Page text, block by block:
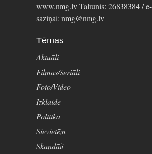
www.nmg.lv Tālrunis: 26838384 / e-
saziņai: nmg@nmg.lv
Tēmas
Aktuāli
Filmas/Seriāli
Foto/Video
Izklaide
Politika
Sievietēm
Skandāli